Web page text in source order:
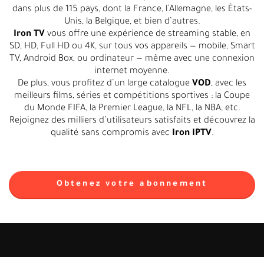
dans plus de 115 pays, dont la France, l’Allemagne, les États-
Unis, la Belgique, et bien d’autres.
Iron TV vous offre une expérience de streaming stable, en
SD, HD, Full HD ou 4K, sur tous vos appareils — mobile, Smart
TV, Android Box, ou ordinateur — même avec une connexion
internet moyenne.
De plus, vous profitez d’un large catalogue VOD, avec les
meilleurs films, séries et compétitions sportives : la Coupe
du Monde FIFA, la Premier League, la NFL, la NBA, etc.
Rejoignez des milliers d’utilisateurs satisfaits et découvrez la
qualité sans compromis avec Iron IPTV.
Obtenez votre abonnement